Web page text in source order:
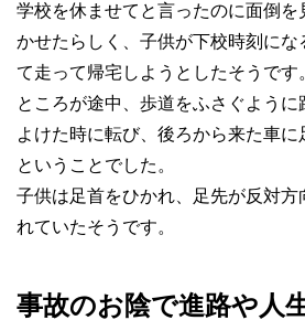
学校を休ませてと言ったのに面倒
かせたらしく、子供が下校時刻にな
て走って帰宅しようとしたそうです
ところが途中、歩道をふさぐよう
よけた時に転び、後ろから来た車に
ということでした。
子供は足首をひかれ、足先が反対
れていたそうです。
事故のお陰で進路や人